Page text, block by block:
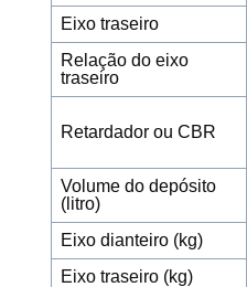
Eixo traseiro
Relação do eixo
traseiro
Retardador ou CBR
Volume do depósito
(litro)
Eixo dianteiro (kg)
Eixo traseiro (kg)